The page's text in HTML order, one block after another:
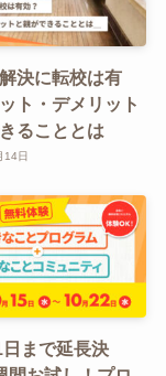
決に転校は有
ト・デメリット
ることとは
14日
日まで延長決